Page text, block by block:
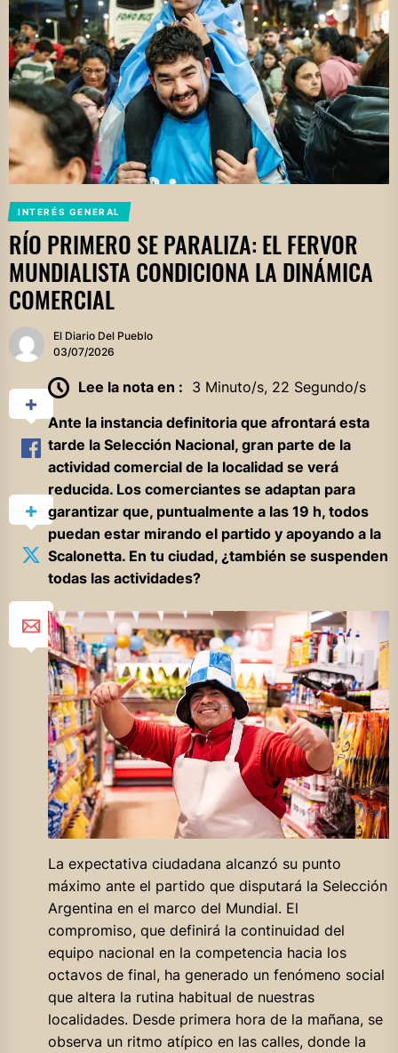
INTERÉS GENERAL
RÍO PRIMERO SE PARALIZA: EL FERVOR
MUNDIALISTA CONDICIONA LA DINÁMICA
COMERCIAL
El Diario Del Pueblo
03/07/2026
Lee la nota en : 3 Minuto/s, 22 Segundo/s
Ante la instancia definitoria que afrontará esta
tarde la Selección Nacional, gran parte de la
actividad comercial de la localidad se verá
reducida. Los comerciantes se adaptan para
garantizar que, puntualmente a las 19 h, todos
puedan estar mirando el partido y apoyando a la
Scalonetta. En tu ciudad, ¿también se suspenden
todas las actividades?
La expectativa ciudadana alcanzó su punto
máximo ante el partido que disputará la Selección
Argentina en el marco del Mundial. El
compromiso, que definirá la continuidad del
equipo nacional en la competencia hacia los
octavos de final, ha generado un fenómeno social
que altera la rutina habitual de nuestras
localidades. Desde primera hora de la mañana, se
observa un ritmo atípico en las calles, donde la